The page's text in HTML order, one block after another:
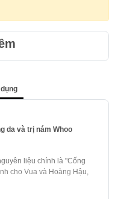
da và trị nám Whoo
liệu chính là "Cống
cho Vua và Hoàng Hậu,